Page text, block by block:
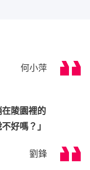
何小萍
在陵園裡的
好嗎？」
劉鋒